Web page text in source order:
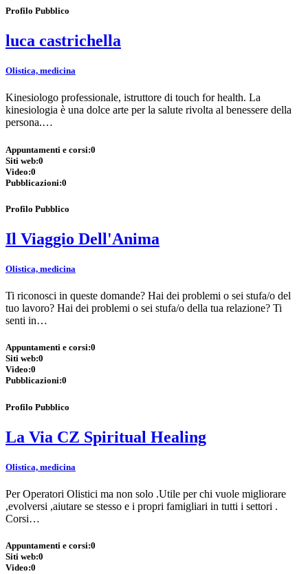
Profilo Pubblico
luca castrichella
Olistica, medicina
Kinesiologo professionale, istruttore di touch for health. La
kinesiologia è una dolce arte per la salute rivolta al benessere della
persona.…
Appuntamenti e corsi:0
Siti web:0
Video:0
Pubblicazioni:0
Profilo Pubblico
Il Viaggio Dell'Anima
Olistica, medicina
Ti riconosci in queste domande? Hai dei problemi o sei stufa/o del
tuo lavoro? Hai dei problemi o sei stufa/o della tua relazione? Ti
senti in…
Appuntamenti e corsi:0
Siti web:0
Video:0
Pubblicazioni:0
Profilo Pubblico
La Via CZ Spiritual Healing
Olistica, medicina
Per Operatori Olistici ma non solo .Utile per chi vuole migliorare
,evolversi ,aiutare se stesso e i propri famigliari in tutti i settori .
Corsi…
Appuntamenti e corsi:0
Siti web:0
Video:0